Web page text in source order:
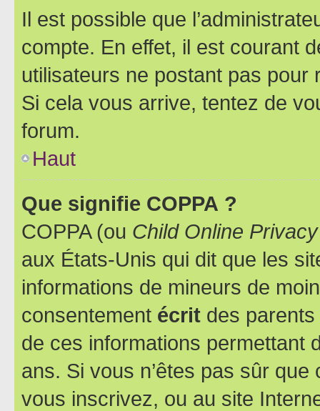
Il est possible que
compte. En effet, il est courant
utilisateurs ne postant pas pour
Si cela vous arrive, tentez de
forum.
Haut
Que signifie COPPA ?
COPPA (ou Child Online
aux États-Unis qui dit que les
informations de mineurs de
consentement écrit des parents
de ces informations permettant
ans. Si vous n’êtes pas sûr
vous inscrivez, ou au site